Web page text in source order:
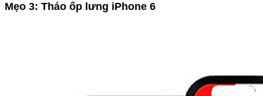
Mẹo 3: Tháo ốp lưng iPhone 6